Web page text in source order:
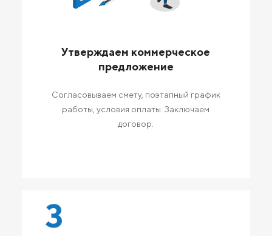
Утверждаем коммерческое
предложение
Согласовываем смету, поэтапный график
работы, условия оплаты. Заключаем
договор.
3